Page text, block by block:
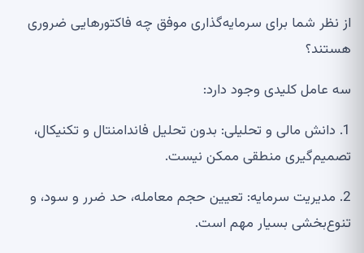
از نظر شما برای سرمایه‌گذاری موفق چه فاکتورهایی ضروری
هستند؟
سه عامل کلیدی وجود دارد:
1. دانش مالی و تحلیلی: بدون تحلیل فاندامنتال و تکنیکال،
تصمیم‌گیری منطقی ممکن نیست.
2. مدیریت سرمایه: تعیین حجم معامله، حد ضرر و سود، و
تنوع‌بخشی بسیار مهم است.